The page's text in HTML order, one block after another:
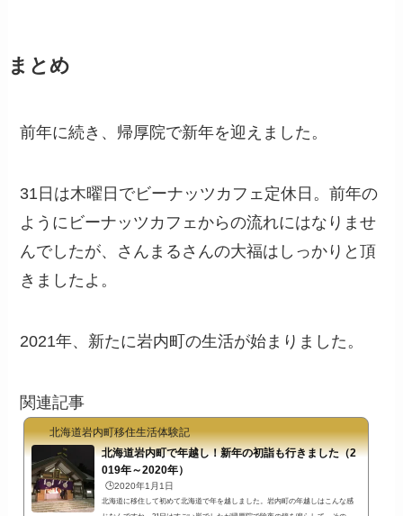
まとめ
前年に続き、帰厚院で新年を迎えました。
31日は木曜日でビーナッツカフェ定休日。前年の
ようにビーナッツカフェからの流れにはなりませ
んでしたが、さんまるさんの大福はしっかりと頂
きましたよ。
2021年、新たに岩内町の生活が始まりました。
関連記事
北海道岩内町移住生活体験記
北海道岩内町で年越し！新年の初詣も行きました（2
019年～2020年）
🕒️2020年1月1日
北海道に移住して初めて北海道で年を越しました。岩内町の年越しはこんな感